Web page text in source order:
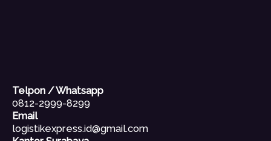
Telpon / Whatsapp
0812-2999-8299
Email
logistikexpress.id@gmail.com